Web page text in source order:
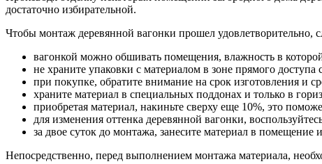
достаточно избирательной.
Чтобы монтаж деревянной вагонки прошел удовлетворительно,
вагонкой можно обшивать помещения, влажность в
не храните упаковки с материалом в зоне прямого доступа
при покупке, обратите внимание на срок изготовления и
храните материал в специальных поддонах и только в
приобретая материал, накиньте сверху еще 10%, это
для изменения оттенка деревянной вагонки,
за двое суток до монтажа, занесите материал в
Непосредственно, перед выполнением монтажа материала,